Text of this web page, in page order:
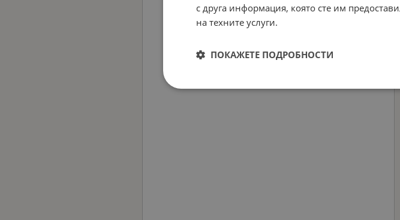
с друга информация, която сте им
на техните услуги.
ПОКАЖЕТЕ ПОДРОБНОСТИ